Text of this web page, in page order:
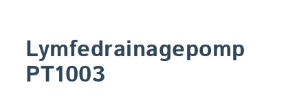
Lymfedrainagepomp
PT1003